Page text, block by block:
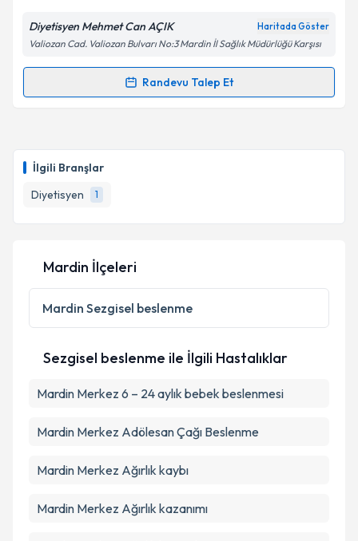
İlgili Branşlar
Diyetisyen
1
Diyetisyen Mehmet Can AÇIK Haritada Göster
Valiozan Cad. Valiozan Bulvarı No:3 Mardin İl Sağlık Müdürlüğü Karşısı
Randevu Talep Et
Randevu Takvimi Talebi
takvim hazırlandığında e-posta ile bilgilendireceğiz.
E-posta Adresiniz
Kişisel verilerimin işlenmesine ilişkinAydınlatma
Metni
'ni okudum ve kişisel verilerimin belirtilen
kapsamda işlenmesini kabul ediyorum.
Takvim Talebini Gönder
Mardin İlçeleri
Mardin Sezgisel beslenme
Sezgisel beslenme ile İlgili Hastalıklar
Mardin Merkez 6 – 24 aylık bebek beslenmesi
Mardin Merkez Adölesan Çağı Beslenme
Mardin Merkez Ağırlık kaybı
Mardin Merkez Ağırlık kazanımı